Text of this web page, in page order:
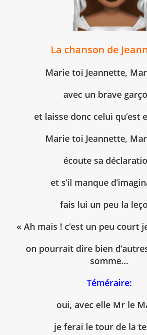
La chanson de
Marie toi Jeannette,
avec un brave
et laisse donc celui qu’est
Marie toi Jeannette,
écoute sa
et s’il manque
fais lui un peu la
« Ah mais ! c’est un peu court
on pourrait dire bien
somme…
Téméraire:
oui, avec elle Mr le
je ferai le tour de la